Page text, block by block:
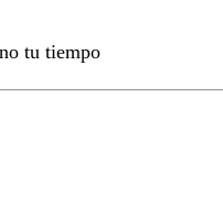
tu tiempo